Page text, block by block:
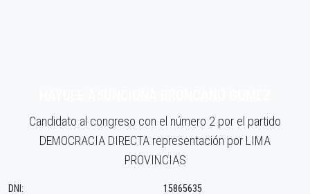
Candidato al congreso con el número 2 por el partido
DEMOCRACIA DIRECTA representación por LIMA
PROVINCIAS
DNI: 15865635